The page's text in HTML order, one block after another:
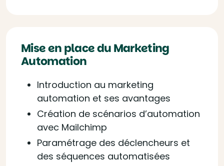
Mise en place du Marketing
Automation
Introduction au marketing
automation et ses avantages
Création de scénarios d’automation
avec Mailchimp
Paramétrage des déclencheurs et
des séquences automatisées